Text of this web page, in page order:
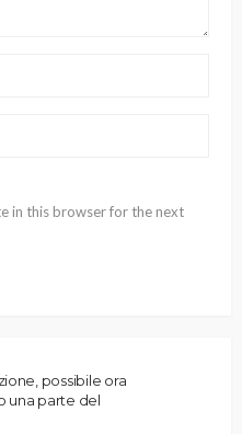
in this browser for the next
possibile ora
una parte del